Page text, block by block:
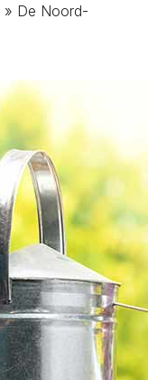
» De Noord-